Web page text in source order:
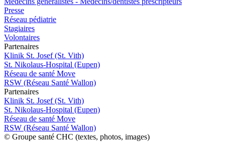
Presse
Réseau pédiatrie
Stagiaires
Volontaires
Partenaires
Klinik St. Josef (St. Vith)
St. Nikolaus-Hospital (Eupen)
Réseau de santé Move
RSW (Réseau Santé Wallon)
Partenaires
Klinik St. Josef (St. Vith)
St. Nikolaus-Hospital (Eupen)
Réseau de santé Move
RSW (Réseau Santé Wallon)
© Groupe santé CHC (textes, photos, images)